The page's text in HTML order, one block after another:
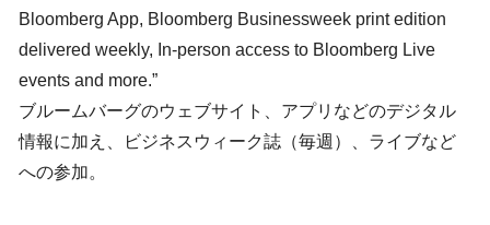
Bloomberg App, Bloomberg Businessweek print edition
delivered weekly, In-person access to Bloomberg Live
events and more.”
ブルームバーグのウェブサイト、アプリなどのデジタル
情報に加え、ビジネスウィーク誌（毎週）、ライブなど
への参加。